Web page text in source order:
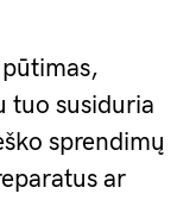
tuo susiduria
sprendimų
ar